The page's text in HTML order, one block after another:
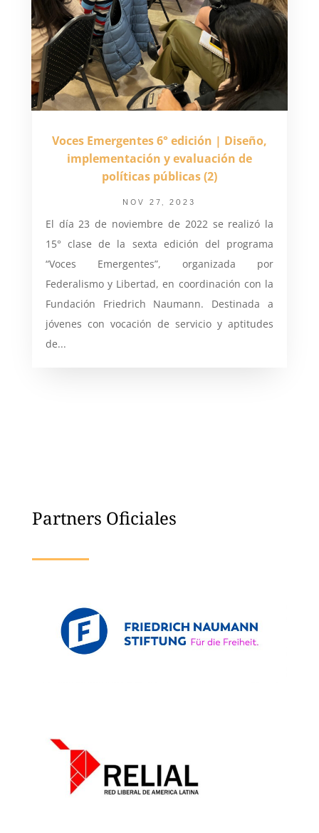
Voces Emergentes 6° edición | Diseño,
implementación y evaluación de
políticas públicas (2)
NOV 27, 2023
El día 23 de noviembre de 2022 se realizó la
15° clase de la sexta edición del programa
“Voces Emergentes”, organizada por
Federalismo y Libertad, en coordinación con la
Fundación Friedrich Naumann. Destinada a
jóvenes con vocación de servicio y aptitudes
de...
Partners Oficiales